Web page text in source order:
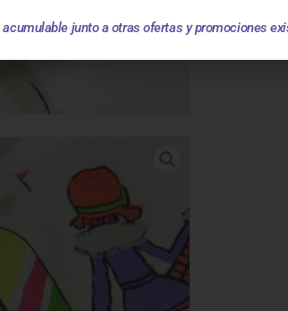
junto a otras ofertas y promociones